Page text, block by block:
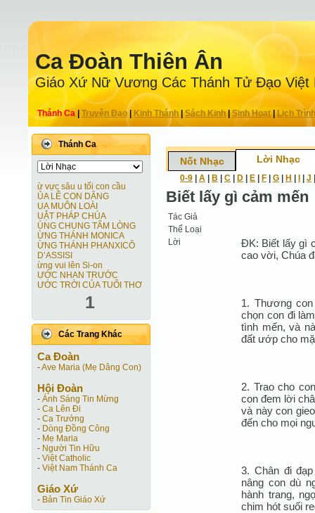
Ca Ðoàn Thiên Ân
Giáo Xứ Nữ Vương Các Thánh Tử Ðạo Việt
Thánh Ca Truyện Ðạo| Kinh Thánh Sách Kinh|Sinh Hoạt| Lịch Trình
Thánh Ca
ừ vực sâu u tối con cầu
ỦA LỄ CON DÂNG
UA MUÔN LOÀI
UẬT PHÁP CHÚA
ÙNG CHUNG TẤM LÒNG
ỪNG THÁNH MONICA
ỪNG THÁNH PHANXICÔ
D’ASSISI
ừng vui lên Si-on
ƯỚC NHAN TRƯỚC
ƯỚC TRỜI CỦA TUỔI THƠ
1
Các Trang Khác
Ca Ðoàn
-Ave Maria (Mẹ Dâng Con)
Hội Ðoàn
- Ánh Sáng Tin Mừng
- Ca Lên Đi
- Ca Trưởng
- Dòng Đồng Công
- Mẹ Maria
- Người Tin Hữu
- Việt Catholic
- Việt Nam Thánh Ca
Giáo Xứ
- Bản Tin Giáo Xứ
Nốt Nhạc Lời Nhạc
0-9 A B C D E F G H J
Biết lấy gì cảm mến
Tác Giả
Thể Loại
Lời
ÐK: Biết lấy gì
cao vời, Chúa
1. Thương
chọn con đi
tình mến, và
đất ướp cho
2. Trao cho
con đem lời
và này con
đến cho mọi
3. Chân đi
nâng con dù
hành trang,
chim hót suối